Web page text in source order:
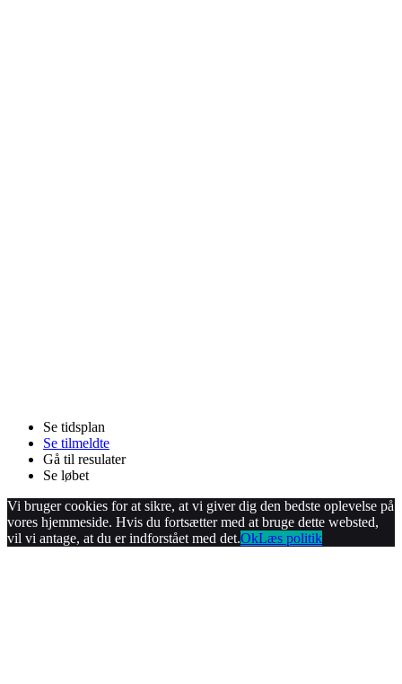
Se tidsplan
Se tilmeldte
Gå til resulater
Se løbet
Vi bruger cookies for at sikre, at vi giver dig den bedste oplevelse på
vores hjemmeside. Hvis du fortsætter med at bruge dette websted,
vil vi antage, at du er indforstået med det.OkLæs politik